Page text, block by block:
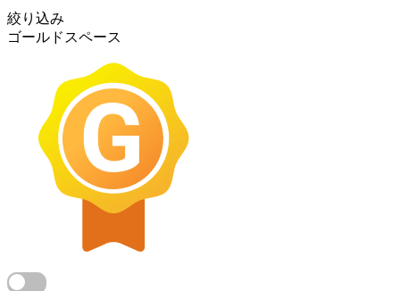
絞り込み
ゴールドスペース